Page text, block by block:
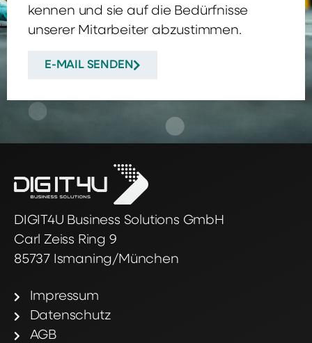
kennen und sie auf die Bedürfnisse
unserer Mitarbeiter abzustimmen.
E-MAIL SENDEN
DIGIT4U Business Solutions GmbH
Carl Zeiss Ring 9
85737 Ismaning/München
Impressum
Datenschutz
AGB